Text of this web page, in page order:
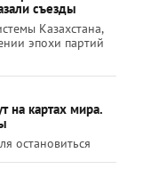
съезды
Казахстана,
эпохи партий
на картах мира.
остановиться